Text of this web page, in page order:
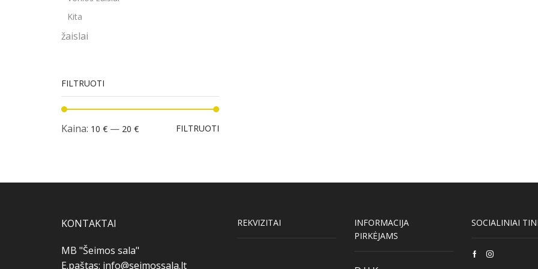
Kita
žaislai
FILTRUOTI
Min
Maks
FILTRUOTI
Kaina: 10 € — 20 €
KONTAKTAI
MB "Šeimos sala"
E.paštas: info@seimossala.lt
REKVIZITAI
INFORMACIJA
PIRKĖJAMS
SOCIALINIAI
FacebookInstagram